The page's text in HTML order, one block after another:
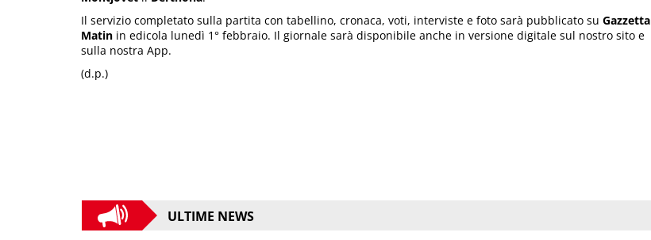
Il servizio completato sulla partita con tabellino, cronaca, voti, interviste e foto sarà pubblicato su Gazzetta
Matin in edicola lunedì 1° febbraio. Il giornale sarà disponibile anche in versione digitale sul nostro sito e
sulla nostra App.
(d.p.)
ULTIME NEWS